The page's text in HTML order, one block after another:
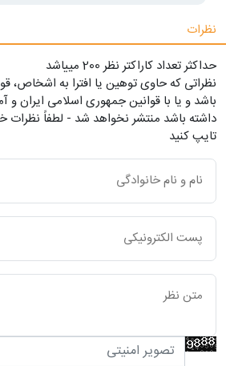
نظرات
حداکثر تعداد کاراکتر نظر 200 ميياشد
نظراتی که حاوی توهین یا افترا به اشخاص،
باشد و یا با قوانین جمهوری اسلامی ایران و
داشته باشد منتشر نخواهد شد - لطفاً نظرات
تایپ کنید